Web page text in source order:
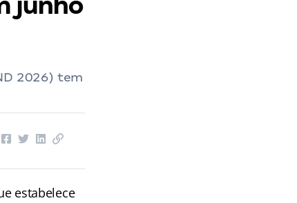
2026) tem
estabelece